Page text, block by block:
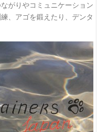
がりやコミュニケーション
、アゴを鍛えたり、デンタ